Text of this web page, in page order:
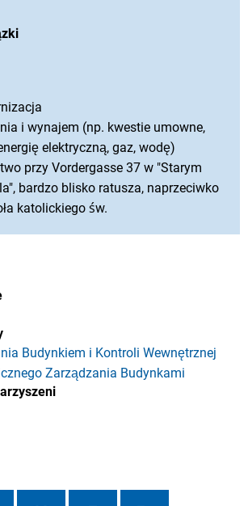
i wynajem (np. kwestie umowne,
elektryczną, gaz, wodę)
przy Vordergasse 37 w "Starym
bardzo blisko ratusza, naprzeciwko
katolickiego św.
Budynkiem i Kontroli Wewnętrznej
Zarządzania Budynkami